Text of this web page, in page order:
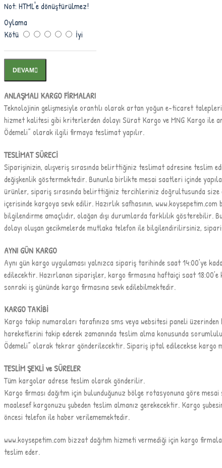
Not: HTML'e dönüştürülmez!
Oylama
Kötü
İyi
DEVAM
ANLAŞMALI KARGO FİRMALARI
Teknolojinin gelişmesiyle orantılı olarak artan yoğun e-ticaret
hizmet kalitesi gibi kriterlerden dolayı Sürat Kargo ve MNG Kargo ile
Ödemeli” olarak ilgili firmaya teslimat yapılır.
TESLİMAT SÜRECİ
Siparişinizin, alışveriş sırasında belirttiğiniz teslimat adresine teslim
değişkenlik göstermektedir. Bununla birlikte mesai saatleri içinde
ürünler, sipariş sırasında belirttiğiniz tercihleriniz doğrultusunda size
içerisinde kargoya sevk edilir. Hazırlık safhasının,
bilgilendirme amaçlıdır, olağan dışı durumlarda farklılık gösterebilir.
dolayı oluşan gecikmelerde mutlaka telefon ile bilgilendirilirsiniz,
AYNI GÜN KARGO
Aynı gün kargo uygulaması yalnızca sipariş tarihinde saat 14:00’ye
edilecektir. Hazırlanan siparişler, kargo firmasına haftaiçi saat
sonraki iş gününde kargo firmasına sevk edilebilmektedir.
KARGO TAKİBİ
Kargo takip numaraları tarafınıza sms veya websitesi paneli
hareketlerini takip ederek zamanında teslim alma konusunda
Ödemeli” olarak tekrar gönderilecektir. Sipariş iptal edilecekse
TESLİM ŞEKLİ ve SÜRELER
Tüm kargolar adrese teslim olarak gönderilir.
Kargo firması dağıtım için bulunduğunuz bölge rotasyonuna göre
maalesef kargonuzu şubeden teslim almanız gerekecektir. Kargo
öncesi telefon ile haber verilememektedir.
www.koysepetim.com bizzat dağıtım hizmeti vermediği için kargo
teslim eder.